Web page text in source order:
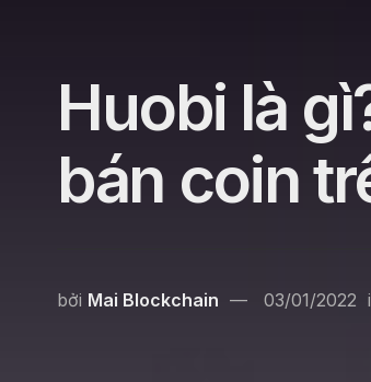
Huobi là
bán coin
bởi Mai Blockchain 03/01/2022